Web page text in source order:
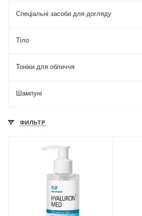
Спеціальні засоби для догляду
Тіло
Тоніки для обличчя
Шампуні
ФИЛЬТР